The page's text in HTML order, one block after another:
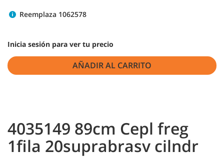
Reemplaza 1062578
Inicia sesión para ver tu precio
AÑADIR AL CARRITO
4035149 89cm Cepl freg
1fila 20suprabrasv cilndr